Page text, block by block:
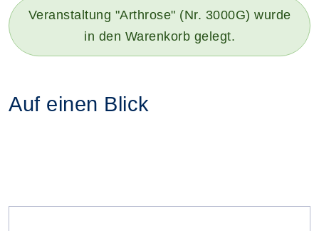
Veranstaltung "Arthrose" (Nr. 3000G) wurde
in den Warenkorb gelegt.
Auf einen Blick